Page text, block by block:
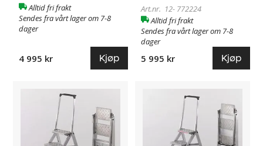
Alltid fri frakt
Sendes fra vårt lager om 7-8
dager
4 995 kr Kjøp
Art.nr. 12- 772224
Alltid fri frakt
Sendes fra vårt lager om 7-8
dager
5 995 kr Kjøp
Trappestige
aluminium,
sammenleggbar
Torvald,
aluminium,
sammenleggbar